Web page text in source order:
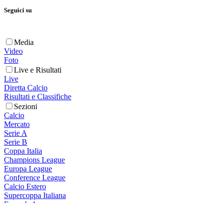
Seguici su
Media
Video
Foto
Live e Risultati
Live
Diretta Calcio
Risultati e Classifiche
Sezioni
Calcio
Mercato
Serie A
Serie B
Coppa Italia
Champions League
Europa League
Conference League
Calcio Estero
Supercoppa Italiana